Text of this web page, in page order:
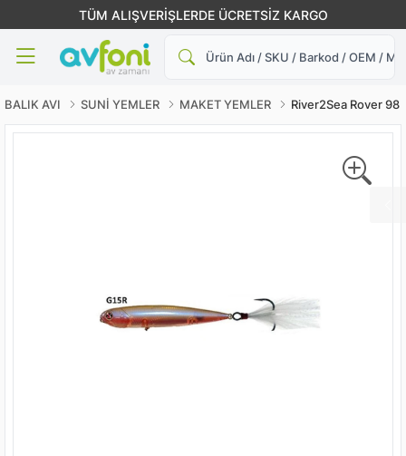
TÜM ALIŞVERİŞLERDE ÜCRETSİZ KARGO
BALIK AVI SUNİ YEMLER MAKET YEMLER River2Sea Rover 98